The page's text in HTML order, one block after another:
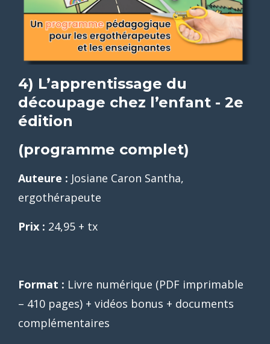
4) L’apprentissage du
découpage chez l’enfant - 2e
édition
(programme complet)
Auteure : Josiane Caron Santha,
ergothérapeute
Prix : 24,95 + tx
Format : Livre numérique (PDF imprimable
– 410 pages) + vidéos bonus + documents
complémentaires